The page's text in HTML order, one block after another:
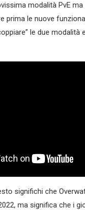
modalità PvE
prima le nuove
le due modalità
significhi che
ma significa che i